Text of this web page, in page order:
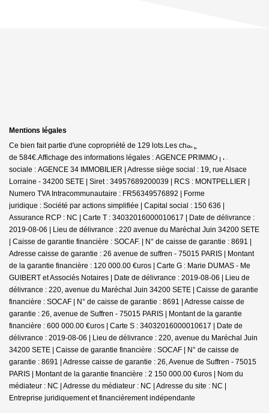
Mentions légales
Ce bien fait partie d'une copropriété de 129 lots.Les charges annuelles sont
de 584€.Affichage des informations légales : AGENCE PRIMMO | Raison
sociale : AGENCE 34 IMMOBILIER | Adresse siège social : 19, rue Alsace
Lorraine - 34200 SETE | Siret : 34957689200039 | RCS : MONTPELLIER |
Numero TVA Intracommunautaire : FR56349576892 | Forme
juridique : Société par actions simplifiée | Capital social : 150 636 |
Assurance RCP : NC | Carte T : 34032016000010617 | Date de délivrance :
2019-08-06 | Lieu de délivrance : 220 avenue du Maréchal Juin 34200 SETE
| Caisse de garantie financière : SOCAF. | N° de caisse de garantie : 8691 |
Adresse caisse de garantie : 26 avenue de suffren - 75015 PARIS | Montant
de la garantie financière : 120 000.00 €uros | Carte G : Marie DUMAS - Me
GUIBERT et Associés Notaires | Date de délivrance : 2019-08-06 | Lieu de
délivrance : 220, avenue du Maréchal Juin 34200 SETE | Caisse de garantie
financière : SOCAF | N° de caisse de garantie : 8691 | Adresse caisse de
garantie : 26, avenue de Suffren - 75015 PARIS | Montant de la garantie
financière : 600 000.00 €uros | Carte S : 34032016000010617 | Date de
délivrance : 2019-08-06 | Lieu de délivrance : 220, avenue du Maréchal Juin
34200 SETE | Caisse de garantie financière : SOCAF | N° de caisse de
garantie : 8691 | Adresse caisse de garantie : 26, Avenue de Suffren - 75015
PARIS | Montant de la garantie financière : 2 150 000.00 €uros | Nom du
médiateur : NC | Adresse du médiateur : NC | Adresse du site : NC |
Entreprise juridiquement et financièrement indépendante